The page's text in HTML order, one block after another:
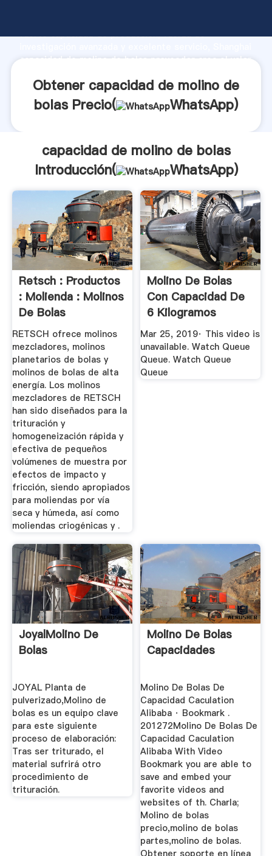
fuerte capacidad de producción, fuerza de
capacidad de molino de bolas proveedor crea el valor
Obtener capacidad de molino de
bolas Precio(
WhatsApp)
capacidad de molino de bolas
Introducción(
WhatsApp)
Retsch : Productos
: Molienda : Molinos
De Bolas
RETSCH ofrece molinos
mezcladores, molinos
planetarios de bolas y
molinos de bolas de alta
energía. Los molinos
mezcladores de RETSCH
han sido diseñados para la
trituración y
homogeneización rápida y
efectiva de pequeños
volúmenes de muestra por
efectos de impacto y
fricción, siendo apropiados
para moliendas por vía
seca y húmeda, así como
moliendas criogénicas y .
Molino De Bolas
Con Capacidad De
6 Kilogramos
YouTube
Mar 25, 2019· This video is
unavailable. Watch Queue
Queue. Watch Queue
Queue
JoyalMolino De
Bolas
JOYAL Planta de
pulverizado,Molino de
bolas es un equipo clave
para este siguiente
proceso de elaboración:
Tras ser triturado, el
material sufrirá otro
procedimiento de
trituración.
Molino De Bolas
Capacidades
Molino De Bolas De
Capacidad Caculation
Alibaba · Bookmark .
201272Molino De Bolas De
Capacidad Caculation
Alibaba With Video
Bookmark you are able to
save and embed your
favorite videos and
websites of th. Charla;
Molino de bolas
precio,molino de bolas
partes,molino de bolas.
Obtener soporte en línea